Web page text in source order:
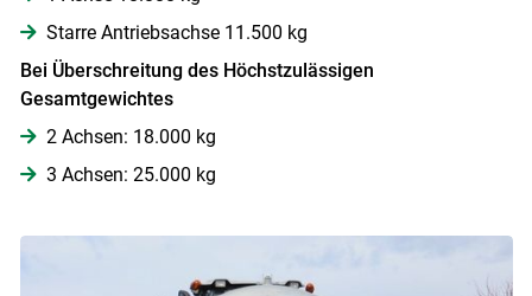
Starre Antriebsachse 11.500 kg
Bei Überschreitung des Höchstzulässigen
Gesamtgewichtes
2 Achsen: 18.000 kg
3 Achsen: 25.000 kg